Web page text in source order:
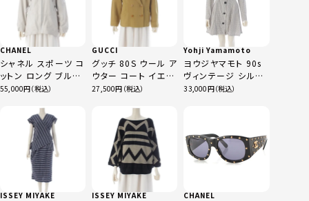
CHANEL
シャネル スポーツ コ
ットン ロング ブルゾ
ン パーカー アウター
55,000
GUCCI
グッチ 80S ウール ア
ウター コート イエロ
ー系 42
27,500
Yohji Yamamoto
ヨウジヤマモト 90s
ヴィンテージ シルク
ゴシック チェック ワ
33,000
ISSEY MIYAKE ISSEY MIYAKE CHANEL